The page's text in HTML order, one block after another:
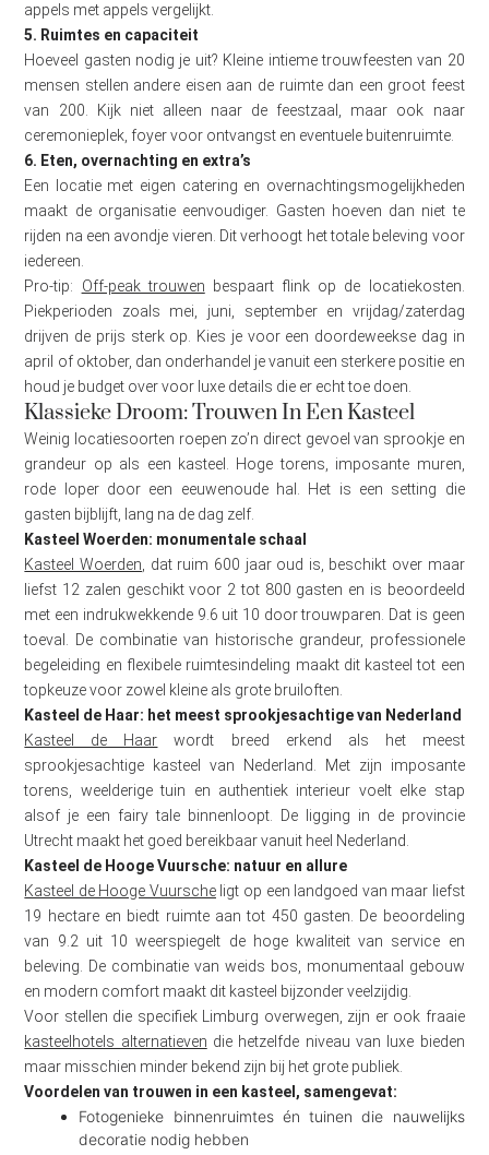
appels met appels vergelijkt.
5. Ruimtes en capaciteit
Hoeveel gasten nodig je uit? Kleine intieme trouwfeesten van 20
mensen stellen andere eisen aan de ruimte dan een groot feest
van 200. Kijk niet alleen naar de feestzaal, maar ook naar
ceremonieplek, foyer voor ontvangst en eventuele buitenruimte.
6. Eten, overnachting en extra’s
Een locatie met eigen catering en overnachtingsmogelijkheden
maakt de organisatie eenvoudiger. Gasten hoeven dan niet te
rijden na een avondje vieren. Dit verhoogt het totale beleving voor
iedereen.
Pro-tip: Off-peak trouwen bespaart flink op de locatiekosten.
Piekperioden zoals mei, juni, september en vrijdag/zaterdag
drijven de prijs sterk op. Kies je voor een doordeweekse dag in
april of oktober, dan onderhandel je vanuit een sterkere positie en
houd je budget over voor luxe details die er echt toe doen.
Klassieke Droom: Trouwen In Een Kasteel
Weinig locatiesoorten roepen zo’n direct gevoel van sprookje en
grandeur op als een kasteel. Hoge torens, imposante muren,
rode loper door een eeuwenoude hal. Het is een setting die
gasten bijblijft, lang na de dag zelf.
Kasteel Woerden: monumentale schaal
Kasteel Woerden, dat ruim 600 jaar oud is, beschikt over maar
liefst 12 zalen geschikt voor 2 tot 800 gasten en is beoordeeld
met een indrukwekkende 9.6 uit 10 door trouwparen. Dat is geen
toeval. De combinatie van historische grandeur, professionele
begeleiding en flexibele ruimtesindeling maakt dit kasteel tot een
topkeuze voor zowel kleine als grote bruiloften.
Kasteel de Haar: het meest sprookjesachtige van Nederland
Kasteel de Haar wordt breed erkend als het meest
sprookjesachtige kasteel van Nederland. Met zijn imposante
torens, weelderige tuin en authentiek interieur voelt elke stap
alsof je een fairy tale binnenloopt. De ligging in de provincie
Utrecht maakt het goed bereikbaar vanuit heel Nederland.
Kasteel de Hooge Vuursche: natuur en allure
Kasteel de Hooge Vuurscheligt op een landgoed van maar liefst
19 hectare en biedt ruimte aan tot 450 gasten. De beoordeling
van 9.2 uit 10 weerspiegelt de hoge kwaliteit van service en
beleving. De combinatie van weids bos, monumentaal gebouw
en modern comfort maakt dit kasteel bijzonder veelzijdig.
Voor stellen die specifiek Limburg overwegen, zijn er ook fraaie
kasteelhotels alternatieven die hetzelfde niveau van luxe bieden
maar misschien minder bekend zijn bij het grote publiek.
Voordelen van trouwen in een kasteel, samengevat:
Fotogenieke binnenruimtes én tuinen die nauwelijks
decoratie nodig hebben